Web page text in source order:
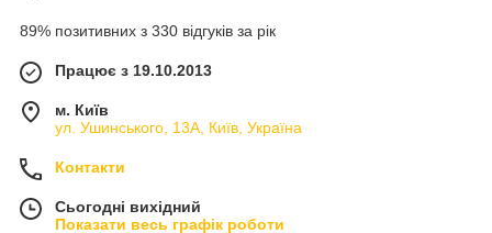
89% позитивних з 330 відгуків за рік
Працює з 19.10.2013
м. Київ
ул. Ушинського, 13А, Київ, Україна
Контакти
Сьогодні вихідний
Показати весь графік роботи